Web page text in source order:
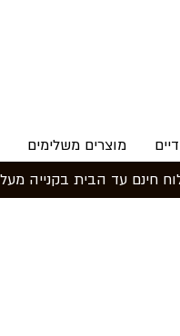
מוצרים משלימים